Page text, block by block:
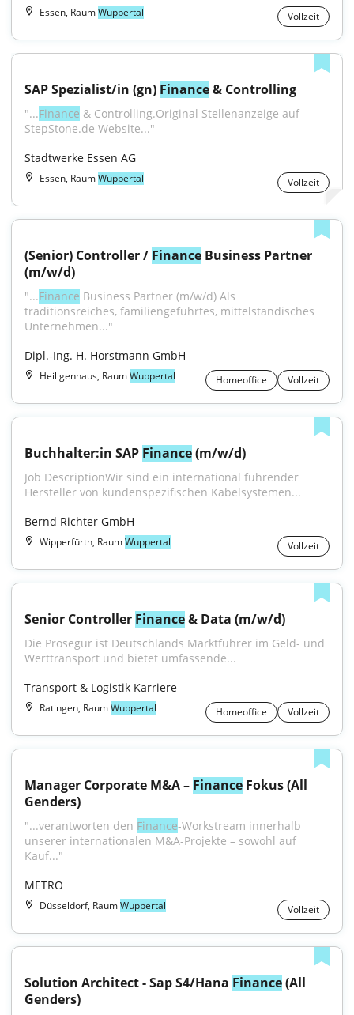
Essen, RaumWuppertal Vollzeit
SAP Spezialist/in (gn) Finance & Controlling
"...Finance & Controlling.Original Stellenanzeige auf
StepStone.de Website..."
Stadtwerke Essen AG
Essen, RaumWuppertal Vollzeit
(Senior) Controller / Finance Business Partner
(m/w/d)
"...Finance Business Partner (m/w/d) Als
traditionsreiches, familiengeführtes, mittelständisches
Unternehmen..."
Dipl.-Ing. H. Horstmann GmbH
Heiligenhaus, RaumWuppertal Homeoffice Vollzeit
Buchhalter:in SAP Finance (m/w/d)
Job DescriptionWir sind ein international führender
Hersteller von kundenspezifischen Kabelsystemen...
Bernd Richter GmbH
Wipperfürth, RaumWuppertal Vollzeit
Senior Controller Finance & Data (m/w/d)
Die Prosegur ist Deutschlands Marktführer im Geld- und
Werttransport und bietet umfassende...
Transport & Logistik Karriere
Ratingen, RaumWuppertal Homeoffice Vollzeit
Manager Corporate M&A – Finance Fokus (All
Genders)
"...verantworten den Finance-Workstream innerhalb
unserer internationalen M&A-Projekte – sowohl auf
Kauf..."
METRO
Düsseldorf, RaumWuppertal Vollzeit
Solution Architect - Sap S4/Hana Finance (All
Genders)